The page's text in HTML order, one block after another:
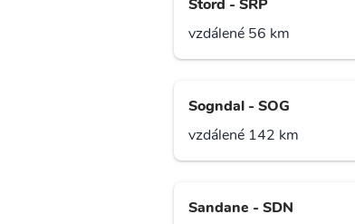
Stord - SRP
vzdálené 56 km
Sogndal - SOG
vzdálené 142 km
Sandane - SDN